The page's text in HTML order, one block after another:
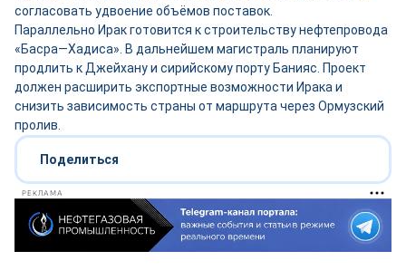
согласовать удвоение объёмов поставок.
Параллельно Ирак готовится к строительству нефтепровода
«Басра—Хадиса». В дальнейшем магистраль планируют
продлить к Джейхану и сирийскому порту Банияс. Проект
должен расширить экспортные возможности Ирака и
снизить зависимость страны от маршрута через Ормузский
пролив.
Поделиться
РЕКЛАМА